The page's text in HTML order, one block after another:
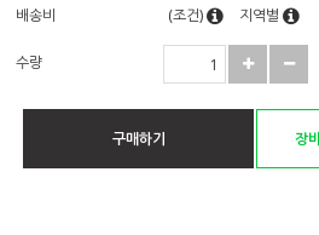
배송비 (조건) 지역별
수량
구매하기 장